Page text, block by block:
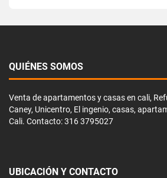
QUIÉNES SOMOS
Venta de apartamentos y casas en cali,
Caney, Unicentro, El ingenio, casas,
Cali. Contacto: 316 3795027
UBICACIÓN Y CONTACTO